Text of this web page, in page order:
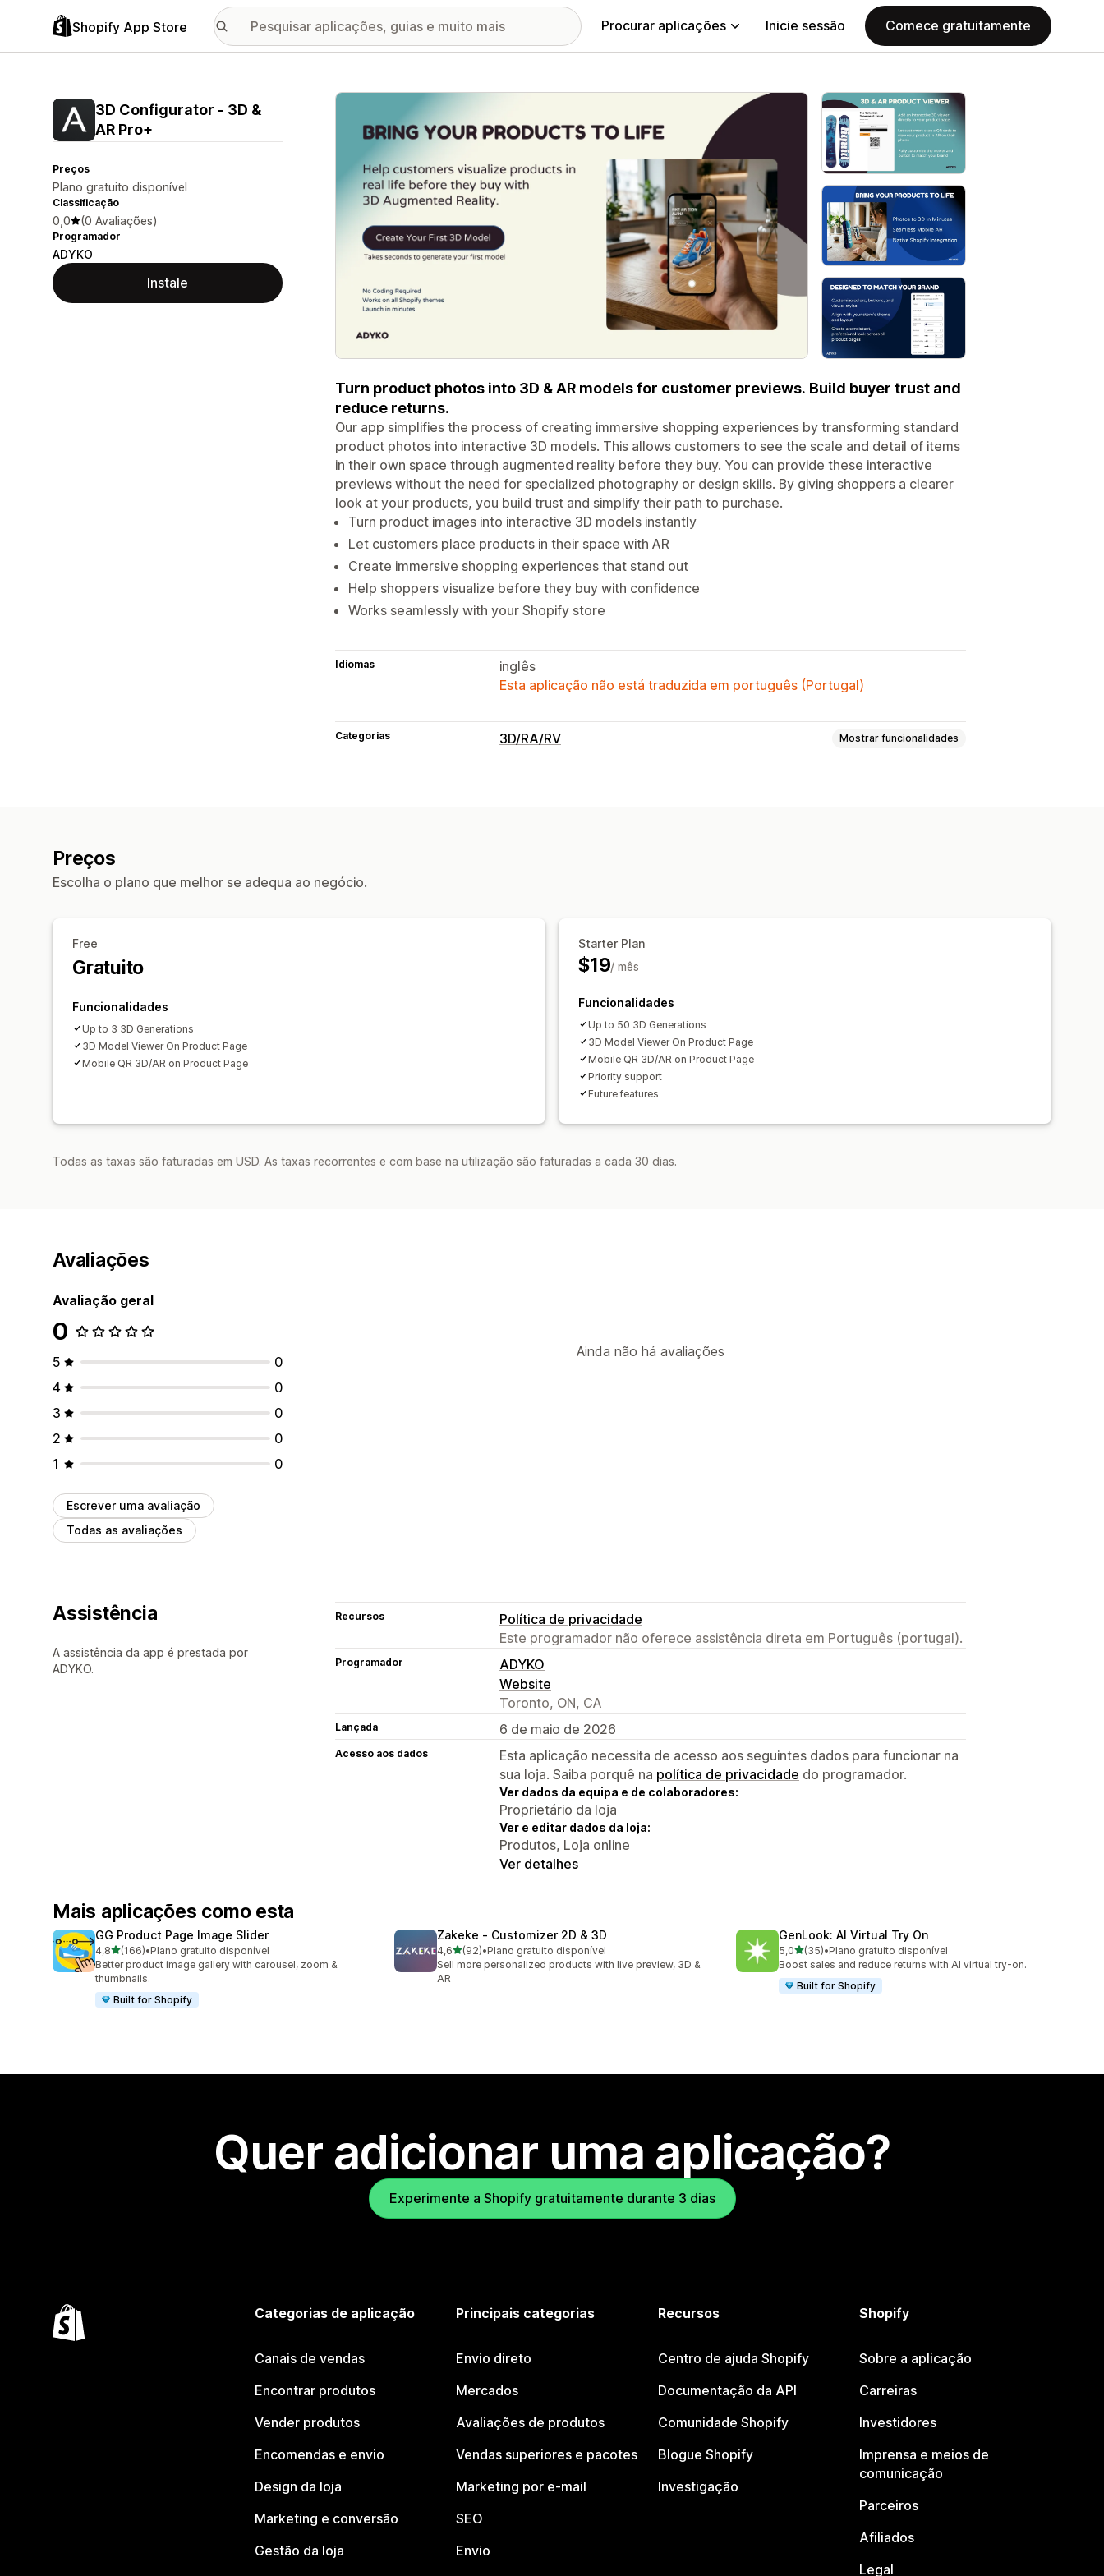
Shopify App Store Procurar aplicações Inicie sessão Comece gratuitamente
3D Configurator ‑ 3D &
AR Pro+
Preços
Plano gratuito disponível
Classificação
0,0 (0 Avaliações)
Programador
ADYKO
Instale
Galeria de imagens em destaque
Turn product photos into 3D & AR models for customer previews. Build buyer trust and
reduce returns.
Our app simplifies the process of creating immersive shopping experiences by transforming standard
product photos into interactive 3D models. This allows customers to see the scale and detail of items
in their own space through augmented reality before they buy. You can provide these interactive
previews without the need for specialized photography or design skills. By giving shoppers a clearer
look at your products, you build trust and simplify their path to purchase.
Turn product images into interactive 3D models instantly
Let customers place products in their space with AR
Create immersive shopping experiences that stand out
Help shoppers visualize before they buy with confidence
Works seamlessly with your Shopify store
Idiomas
inglês
Esta aplicação não está traduzida em português (Portugal)
Categorias 3D/RA/RV Mostrar funcionalidades
Carregamento de ficheiros
Reatividade móvel
Preços
Escolha o plano que melhor se adequa ao negócio.
Free
Gratuito
Funcionalidades
Up to 3 3D Generations
3D Model Viewer On Product Page
Mobile QR 3D/AR on Product Page
Starter Plan
$19/ mês
Funcionalidades
Up to 50 3D Generations
3D Model Viewer On Product Page
Mobile QR 3D/AR on Product Page
Priority support
Future features
Todas as taxas são faturadas em USD. As taxas recorrentes e com base na utilização são faturadas a cada 30 dias.
Avaliações
Avaliação geral
0
5
0
4
0
3
0
2
0
1
0
Escrever uma avaliação
Todas as avaliações
Ainda não há avaliações
Assistência
A assistência da app é prestada por
ADYKO.
Recursos
Política de privacidade
Este programador não oferece assistência direta em Português (portugal).
Programador
ADYKO
Website
Toronto, ON, CA
Lançada 6 de maio de 2026
Acesso aos dados
Esta aplicação necessita de acesso aos seguintes dados para funcionar na
sua loja. Saiba porquê na política de privacidade do programador.
Ver dados da equipa e de colaboradores:
Proprietário da loja
Ver e editar dados da loja:
Produtos, Loja online
Ver detalhes
Mais aplicações como esta
GG Product Page Image Slider
4,8de 5 estrelas
(166)
166 total de avaliações
•Plano gratuito disponível
Better product image gallery with carousel, zoom &
thumbnails.
Built for Shopify
Zakeke ‑ Customizer 2D & 3D
4,6de 5 estrelas
(92)
92 total de avaliações
•Plano gratuito disponível
Sell more personalized products with live preview, 3D &
AR
GenLook: AI Virtual Try On
5,0de 5 estrelas
(35)
35 total de avaliações
•Plano gratuito disponível
Boost sales and reduce returns with AI virtual try-on.
Built for Shopify
Quer adicionar uma aplicação?
Experimente a Shopify gratuitamente durante 3 dias
Categorias de aplicação
Canais de vendas
Encontrar produtos
Vender produtos
Encomendas e envio
Design da loja
Marketing e conversão
Gestão da loja
Principais categorias
Envio direto
Mercados
Avaliações de produtos
Vendas superiores e pacotes
Marketing por e-mail
SEO
Envio
Recursos
Centro de ajuda Shopify
Documentação da API
Comunidade Shopify
Blogue Shopify
Investigação
Shopify
Sobre a aplicação
Carreiras
Investidores
Imprensa e meios de
comunicação
Parceiros
Afiliados
Legal